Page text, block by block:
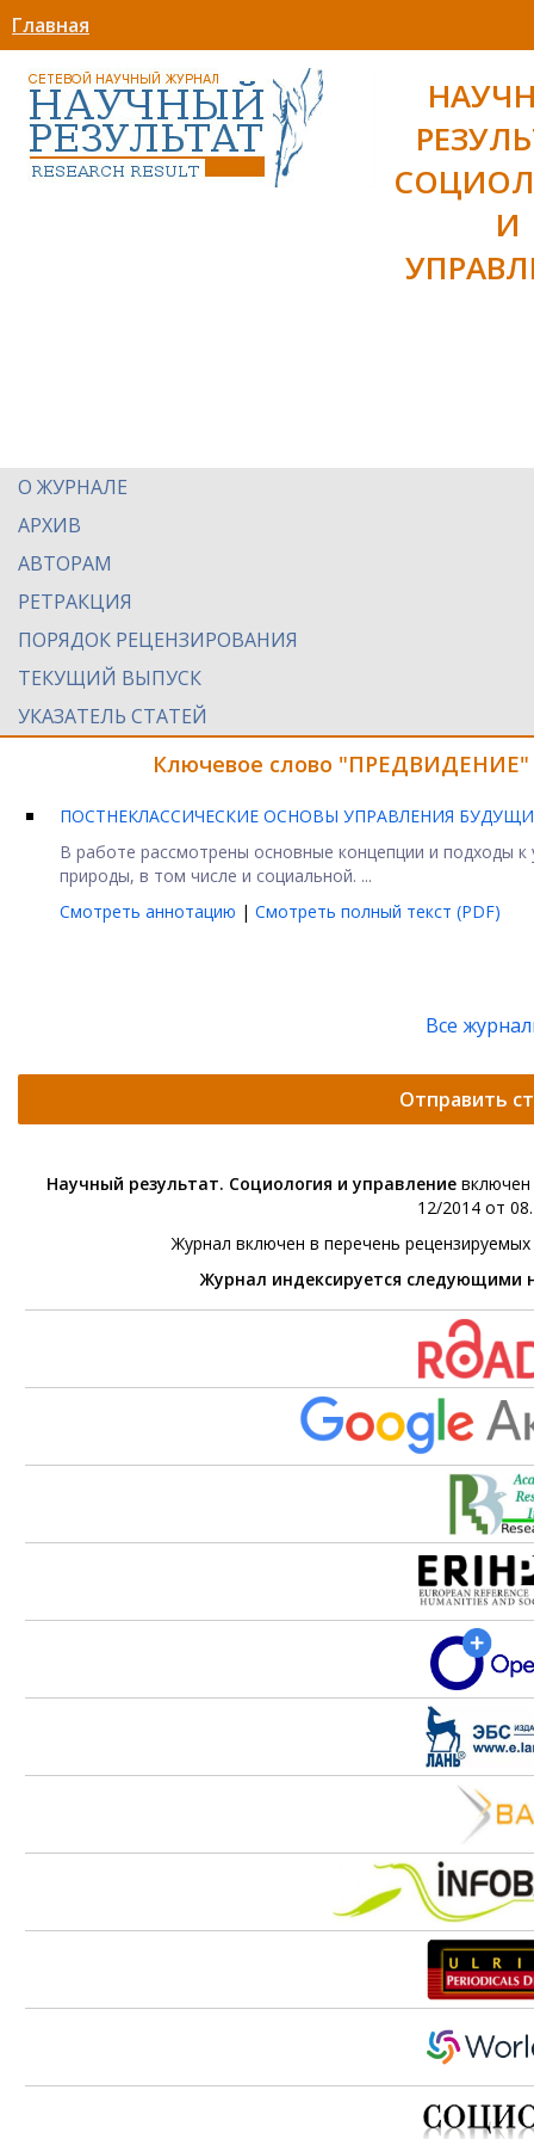
Главная
И
О ЖУРНАЛЕ
АРХИВ
АВТОРАМ
РЕТРАКЦИЯ
ПОРЯДОК РЕЦЕНЗИРОВАНИЯ
ТЕКУЩИЙ ВЫПУСК
УКАЗАТЕЛЬ СТАТЕЙ
Ключевое слово "ПРЕДВИДЕНИЕ"
ПОСТНЕКЛАССИЧЕСКИЕ ОСНОВЫ УПРАВЛЕНИЯ
В работе рассмотрены основные концепции и подходы
природы, в том числе и социальной. ...
Смотреть аннотацию | Смотреть полный текст (PDF)
Все
Отправить
Научный результат. Социология и управление
12/2014 от
Журнал включен в перечень
Журнал индексируется